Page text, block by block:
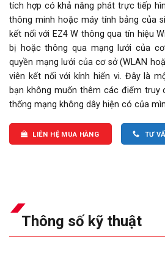
tích hợp có khả năng phát trực tiếp
thông minh hoặc máy tính bảng của
kết nối với EZ4 W thông qua tín hiệu
bị hoặc thông qua mạng lưới của
quyền mạng lưới của cơ sở (WLAN
viên kết nối với kính hiển vi. Đây là
bạn không muốn thêm các điểm truy
thống mạng không dây hiện có của
LIÊN HỆ MUA HÀNG TƯ
Thông số kỹ thuật